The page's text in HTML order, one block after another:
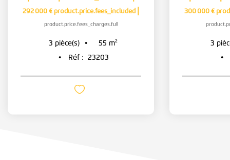
292 000 € product.price.fees_included
product.price.fees_charges.full
3 pièce(s) 55 m²
Réf :
23203
300 000 €
3